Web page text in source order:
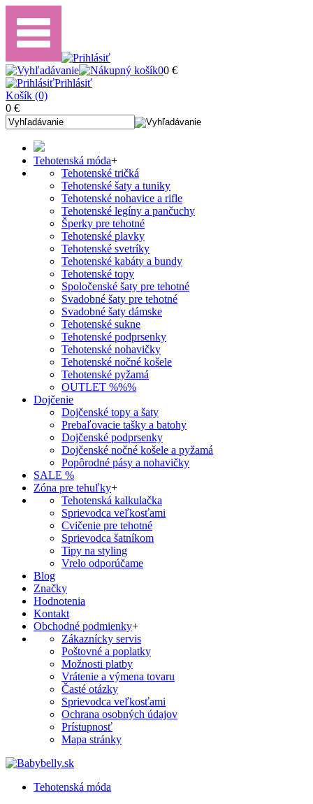
00 €
Prihlásiť
Košík (0)
0 €
Tehotenská móda+
Tehotenské tričká
Tehotenské šaty a tuniky
Tehotenské nohavice a rifle
Tehotenské legíny a pančuchy
Šperky pre tehotné
Tehotenské plavky
Tehotenské svetríky
Tehotenské kabáty a bundy
Tehotenské topy
Spoločenské šaty pre tehotné
Svadobné šaty pre tehotné
Svadobné šaty dámske
Tehotenské sukne
Tehotenské podprsenky
Tehotenské nohavičky
Tehotenské nočné košele
Tehotenské pyžamá
OUTLET %%%
Dojčenie
Dojčenské topy a šaty
Prebaľovacie tašky a batohy
Dojčenské podprsenky
Dojčenské nočné košele a pyžamá
Popôrodné pásy a nohavičky
SALE %
Zóna pre tehuľky+
Tehotenská kalkulačka
Sprievodca veľkosťami
Cvičenie pre tehotné
Sprievodca šatníkom
Tipy na styling
Vrelo odporúčame
Blog
Značky
Hodnotenia
Kontakt
Obchodné podmienky+
Zákaznícky servis
Poštovné a poplatky
Možnosti platby
Vrátenie a výmena tovaru
Časté otázky
Sprievodca veľkosťami
Ochrana osobných údajov
Prístupnosť
Mapa stránky
Tehotenská móda